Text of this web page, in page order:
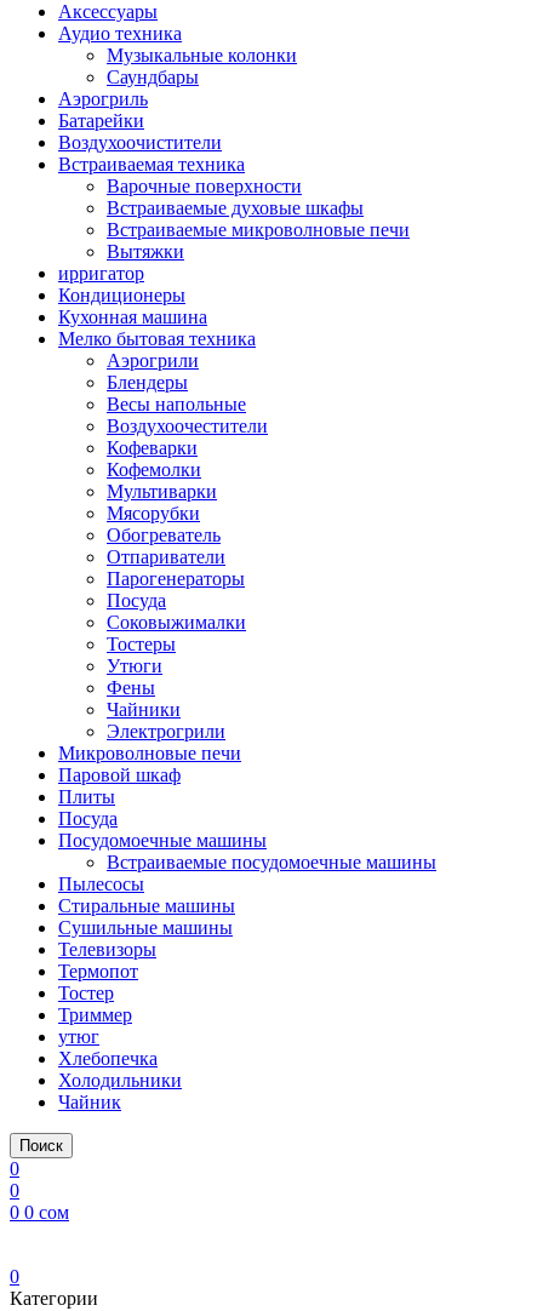
Аксессуары
Аудио техника
Музыкальные колонки
Саундбары
Аэрогриль
Батарейки
Воздухоочистители
Встраиваемая техника
Варочные поверхности
Встраиваемые духовые шкафы
Встраиваемые микроволновые печи
Вытяжки
ирригатор
Кондиционеры
Кухонная машина
Мелко бытовая техника
Аэрогрили
Блендеры
Весы напольные
Воздухоочестители
Кофеварки
Кофемолки
Мультиварки
Мясорубки
Обогреватель
Отпариватели
Парогенераторы
Посуда
Соковыжималки
Тостеры
Утюги
Фены
Чайники
Электрогрили
Микроволновые печи
Паровой шкаф
Плиты
Посуда
Посудомоечные машины
Встраиваемые посудомоечные машины
Пылесосы
Стиральные машины
Сушильные машины
Телевизоры
Термопот
Тостер
Триммер
утюг
Хлебопечка
Холодильники
Чайник
Поиск
0
0
0 0 сом
0
Категории